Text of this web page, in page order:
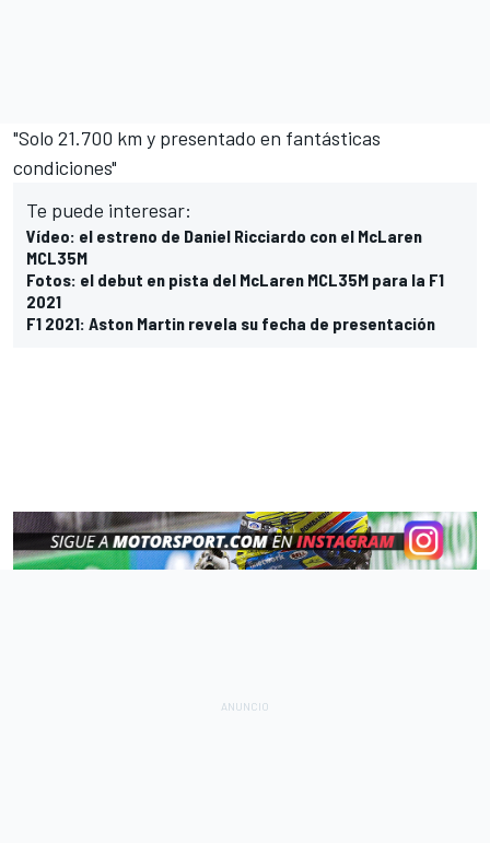
"Solo 21.700 km y presentado en fantásticas
condiciones"
Te puede interesar:
Vídeo: el estreno de Daniel Ricciardo con el McLaren
MCL35M
Fotos: el debut en pista del McLaren MCL35M para la F1
2021
F1 2021: Aston Martin revela su fecha de presentación